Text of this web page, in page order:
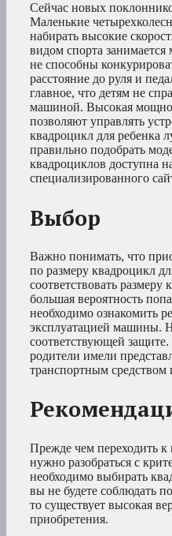
Сейчас новых
Маленькие
набирать высокие
видом спорта
не способны
расстояние до руля и
главное, что детям не
машиной. Высокая
позволяют управлять
квадроцикл для ребенка
правильно подобрать
квадроциклов доступна
специализированного
Выбор
Важно понимать, что
по размеру квадроцикл
соответствовать размеру
большая вероятность
необходимо ознакомить
эксплуатацией машины.
соответствующей
родители имели
транспортным средством
Прежде чем переходить
нужно разобраться с
необходимо выбирать
вы не будете соблюдать
то существует высокая
приобретения.